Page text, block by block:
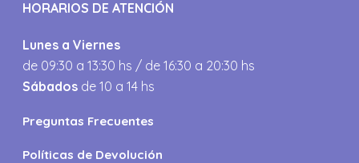
HORARIOS DE ATENCIÓN
Lunes a Viernes
de 09:30 a 13:30 hs / de 16:30 a 20:30 hs
Sábados de 10 a 14 hs
Preguntas Frecuentes
Políticas de Devolución